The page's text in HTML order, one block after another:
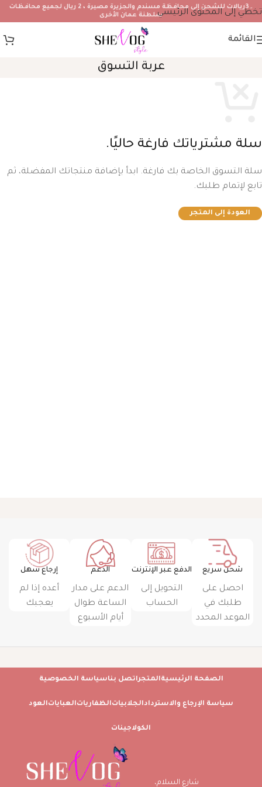
تخطي إلى المحتوى الرئيسي
۔3ريالات للشحن إلى محافظة مسندم والجزيرة مصيرة ، 2 ريال لجميع محافظات
سلطنة عمان الأخرى
القائمة
عربة التسوق
سلة مشترياتك فارغة حاليًا.
سلة التسوق الخاصة بك فارغة. ابدأ بإضافة منتجاتك المفضلة، ثم
تابع لإتمام طلبك.
العودة إلى المتجر
شحن سريع
احصل على
طلبك في
الموعد المحدد
الدفع عبر الإنترنت
التحويل إلى
الحساب
الدعم
الدعم على مدار
الساعة طوال
أيام الأسبوع
إرجاع سهل
أعده إذا لم
يعجبك
الصفحة الرئيسيةالمتجراتصل بناسياسة الخصوصية
سياسة الإرجاع والاستردادالجلابياتالظفارياتالعباياتالعود
الكولاجينات
شارع السلام،